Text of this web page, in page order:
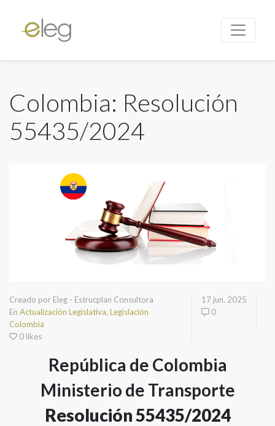
Colombia: Resolución
55435/2024
Creado por Eleg - Estrucplan Consultora
17 jun. 2025
En Actualización Legislativa, Legislación
Colombia
0
0 likes
República de Colombia
Ministerio de Transporte
Resolución 55435/2024